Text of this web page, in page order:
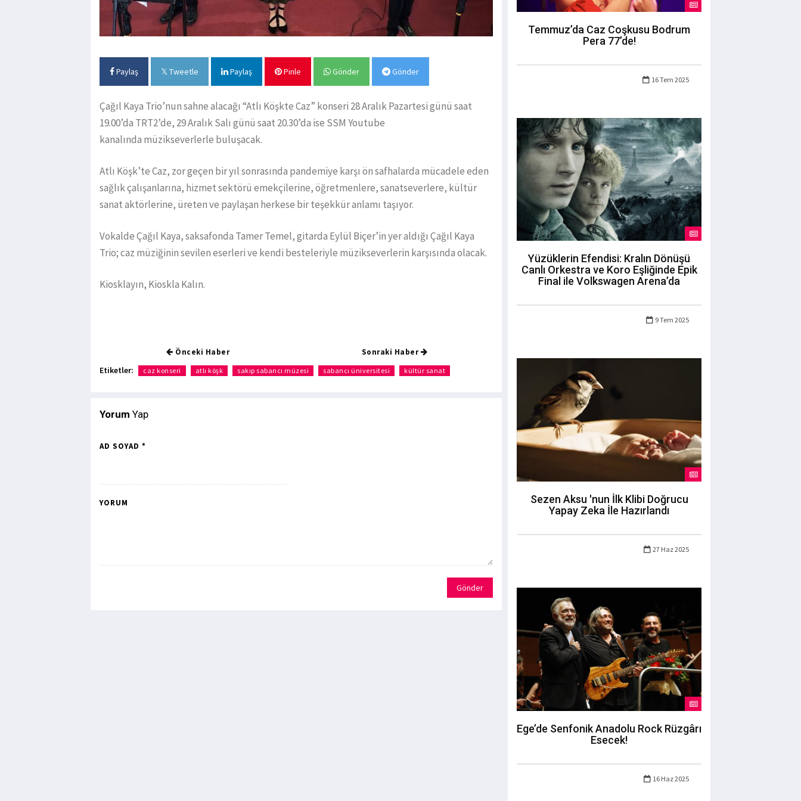
Paylaş Tweetle Paylaş Pinle Gönder Gönder
Çağıl Kaya Trio’nun sahne alacağı “Atlı Köşkte Caz” konseri 28 Aralık Pazartesi günü saat
19.00’da TRT2’de, 29 Aralık Salı günü saat 20.30’da ise SSM Youtube
kanalında müzikseverlerle buluşacak.
Atlı Köşk’te Caz, zor geçen bir yıl sonrasında pandemiye karşı ön safhalarda mücadele eden
sağlık çalışanlarına, hizmet sektörü emekçilerine, öğretmenlere, sanatseverlere, kültür
sanat aktörlerine, üreten ve paylaşan herkese bir teşekkür anlamı taşıyor.
Vokalde Çağıl Kaya, saksafonda Tamer Temel, gitarda Eylül Biçer’in yer aldığı Çağıl Kaya
Trio; caz müziğinin sevilen eserleri ve kendi besteleriyle müzikseverlerin karşısında olacak.
Kiosklayın, Kioskla Kalın.
Önceki Haber Sonraki Haber
Etiketler: caz konseri atlı köşk sakıp sabancı müzesi sabancı üniversitesi kültür sanat
Yorum Yap
AD SOYAD *
YORUM
Gönder
Temmuz’da Caz Coşkusu Bodrum
Pera 77’de!
16 Tem 2025
Yüzüklerin Efendisi: Kralın Dönüşü
Canlı Orkestra ve Koro Eşliğinde Epik
Final ile Volkswagen Arena’da
9 Tem 2025
Sezen Aksu 'nun İlk Klibi Doğrucu
Yapay Zeka İle Hazırlandı
27 Haz 2025
Ege’de Senfonik Anadolu Rock Rüzgârı
Esecek!
16 Haz 2025